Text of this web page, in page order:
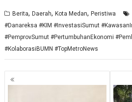
Berita,Daerah,Kota Medan,Peristiwa
#Danareksa #KIM #InvestasiSumut
#PemprovSumut #PertumbuhanEkonomi
#KolaborasiBUMN #TopMetroNews
Navigasi
pos